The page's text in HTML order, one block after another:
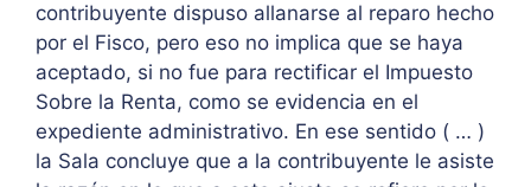
contribuyente dispuso allanarse al reparo hecho
por el Fisco, pero eso no implica que se haya
aceptado, si no fue para rectificar el Impuesto
Sobre la Renta, como se evidencia en el
expediente administrativo. En ese sentido ( … )
la Sala concluye que a la contribuyente le asiste